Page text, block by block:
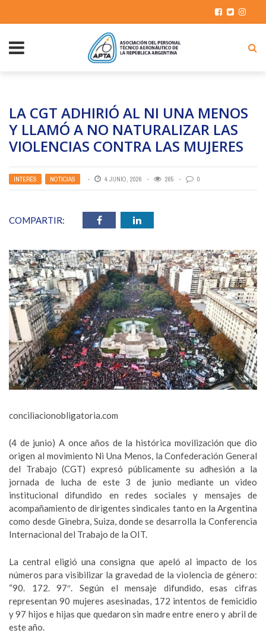
LA CGT ADHIRIÓ AL NI UNA MENOS
Y LLAMÓ A NO NATURALIZAR LAS
VIOLENCIAS CONTRA LAS MUJERES
INTERÉS , NOTICIAS 4 JUNIO, 2026 265 0
COMPARTIR:
conciliacionobligatoria.com
(4 de junio) A once años de la histórica movilización que dio
origen al movimiento Ni Una Menos, la Confederación General
del Trabajo (CGT) expresó públicamente su adhesión a la
jornada de lucha de este 3 de junio mediante un video
institucional difundido en redes sociales y mensajes de
acompañamiento de dirigentes sindicales tanto en la Argentina
como desde Ginebra, Suiza, donde se desarrolla la Conferencia
Internacional del Trabajo de la OIT.
La central eligió una consigna que apeló al impacto de los
números para visibilizar la gravedad de la violencia de género:
“90. 172. 97″. Según el mensaje difundido, esas cifras
representan 90 mujeres asesinadas, 172 intentos de femicidio
y 97 hijos e hijas que quedaron sin madre entre enero y abril de
este año.